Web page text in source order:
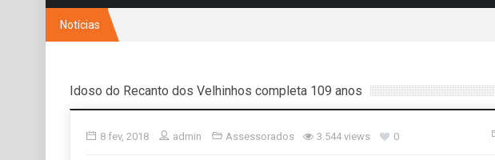
Notícias
Idoso do Recanto dos Velhinhos completa 109 anos
8 fev, 2018 admin Assessorados 3.544 views 0